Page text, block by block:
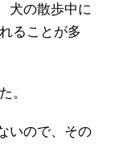
犬の散歩中に
ることが多
。
いので、その